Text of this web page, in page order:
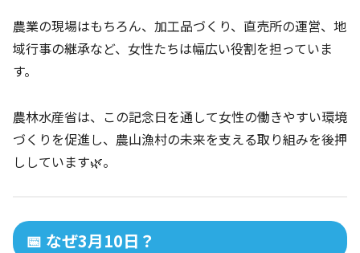
農業の現場はもちろん、加工品づくり、直売所の運営、地
域行事の継承など、女性たちは幅広い役割を担っていま
す。
農林水産省は、この記念日を通して女性の働きやすい環境
づくりを促進し、農山漁村の未来を支える取り組みを後押
ししています🌿。
📅 なぜ3月10日？